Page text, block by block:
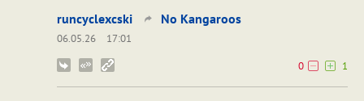
runcyclexcski No Kangaroos
06.05.26
17:01
0
1